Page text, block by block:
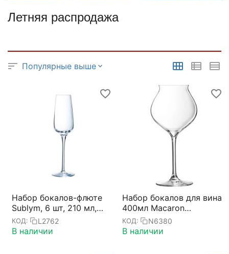
Летняя распродажа
Популярные выше
Набор бокалов-флюте
Sublym, 6 шт, 210 мл,
D60 мм, H240 мм,
Chef&Sommelier
КОД: L2762
В наличии
Набор бокалов для вина
400мл Macaron
Fascination D=95,
H=200мм; 6 штук,
КОД: N6380
В наличии